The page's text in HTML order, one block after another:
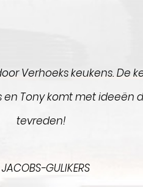
Verhoeks keukens. De
Tony komt met ideeën
tevreden!
JACOBS-GULIKERS